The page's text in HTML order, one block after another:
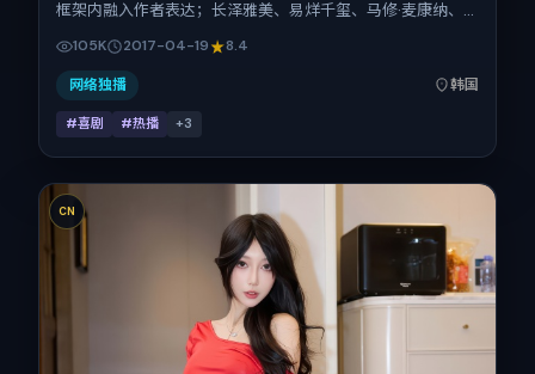
框架内融入作者表达；长泽雅美、易烊千玺、马修·麦康纳、
为喜剧，主拍摄地与出品背景为韩国。上映时间 2017年4月19
日（公映登记日 2017-04-19），全片144分钟，节奏张弛有
105K 2017-04-19 8.4
网络独播 韩国
#喜剧 #热播 +3
CN